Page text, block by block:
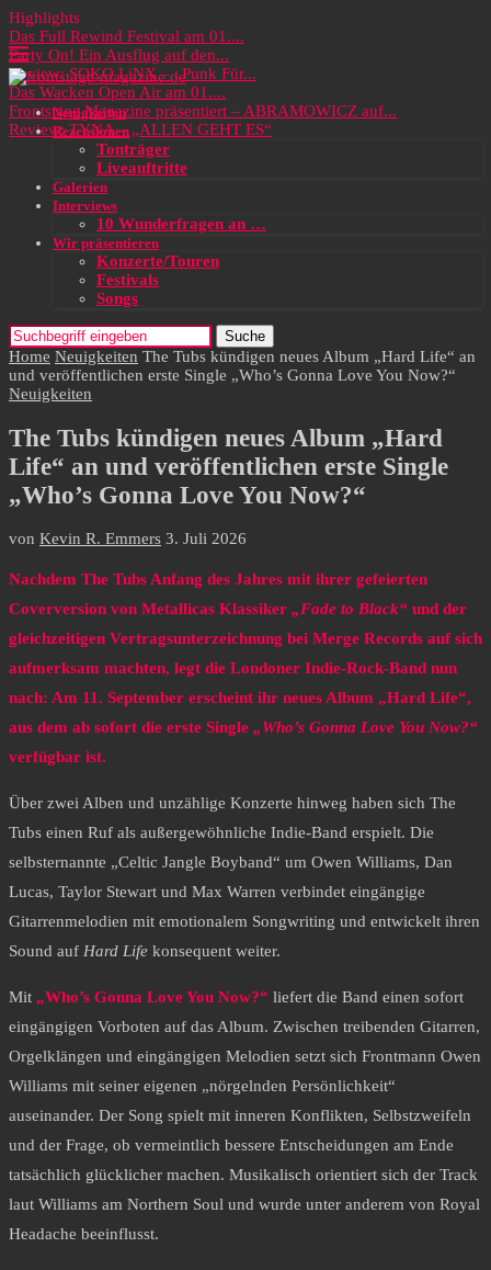
Highlights
Das Full Rewind Festival am 01....
Party On! Ein Ausflug auf den...
Review: SOKO LiNX – „Punk Für...
Das Wacken Open Air am 01....
Frontstage Magazine präsentiert – ABRAMOWICZ auf...
Review: TYNA – „ALLEN GEHT ES“
Neuigkeiten
Rezensionen
Tonträger
Liveauftritte
Galerien
Interviews
10 Wunderfragen an …
Wir präsentieren
Konzerte/Touren
Festivals
Songs
Suche
Home Neuigkeiten The Tubs kündigen neues Album „Hard Life“ an
und veröffentlichen erste Single „Who’s Gonna Love You Now?“
Neuigkeiten
The Tubs kündigen neues Album „Hard
Life“ an und veröffentlichen erste Single
„Who’s Gonna Love You Now?“
von Kevin R. Emmers 3. Juli 2026
Nachdem The Tubs Anfang des Jahres mit ihrer gefeierten
Coverversion von Metallicas Klassiker „Fade to Black“ und der
gleichzeitigen Vertragsunterzeichnung bei Merge Records auf sich
aufmerksam machten, legt die Londoner Indie-Rock-Band nun
nach: Am 11. September erscheint ihr neues Album „Hard Life“,
aus dem ab sofort die erste Single „Who’s Gonna Love You Now?“
verfügbar ist.
Über zwei Alben und unzählige Konzerte hinweg haben sich The
Tubs einen Ruf als außergewöhnliche Indie-Band erspielt. Die
selbsternannte „Celtic Jangle Boyband“ um Owen Williams, Dan
Lucas, Taylor Stewart und Max Warren verbindet eingängige
Gitarrenmelodien mit emotionalem Songwriting und entwickelt ihren
Sound auf Hard Life konsequent weiter.
Mit „Who’s Gonna Love You Now?“ liefert die Band einen sofort
eingängigen Vorboten auf das Album. Zwischen treibenden Gitarren,
Orgelklängen und eingängigen Melodien setzt sich Frontmann Owen
Williams mit seiner eigenen „nörgelnden Persönlichkeit“
auseinander. Der Song spielt mit inneren Konflikten, Selbstzweifeln
und der Frage, ob vermeintlich bessere Entscheidungen am Ende
tatsächlich glücklicher machen. Musikalisch orientiert sich der Track
laut Williams am Northern Soul und wurde unter anderem von Royal
Headache beeinflusst.